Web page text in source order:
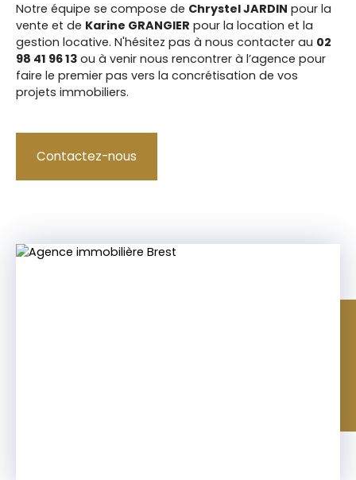
Notre équipe se compose de Chrystel JARDIN pour la
vente et de Karine GRANGIER pour la location et la
gestion locative. N'hésitez pas à nous contacter au 02
98 41 96 13 ou à venir nous rencontrer à l’agence pour
faire le premier pas vers la concrétisation de vos
projets immobiliers.
Contactez-nous